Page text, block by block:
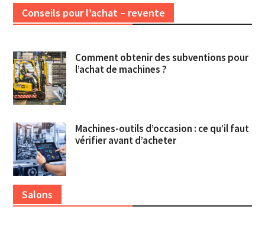
Conseils pour l’achat – revente
Comment obtenir des subventions pour
l’achat de machines ?
Machines-outils d’occasion : ce qu’il faut
vérifier avant d’acheter
Salons